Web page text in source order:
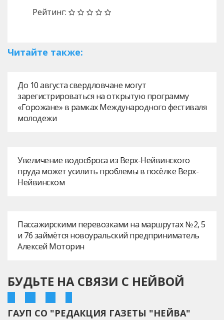
Рейтинг:
Читайте также:
До 10 августа свердловчане могут
зарегистрироваться на открытую программу
«Горожане» в рамках Международного фестиваля
молодежи
Увеличение водосброса из Верх-Нейвинского
пруда может усилить проблемы в посёлке Верх-
Нейвинском
Пассажирскими перевозками на маршрутах № 2, 5
и 76 займётся новоуральский предприниматель
Алексей Моторин
БУДЬТЕ НА СВЯЗИ С НЕЙВОЙ
ГАУП СО "РЕДАКЦИЯ ГАЗЕТЫ "НЕЙВА"